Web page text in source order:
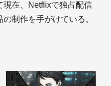
現在、Netflixで独占配信
制作を手がけている。